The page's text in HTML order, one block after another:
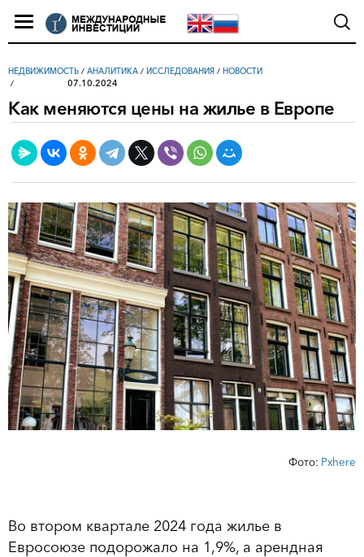
НЕДВИЖИМОСТЬ / АНАЛИТИКА / ИССЛЕДОВАНИЯ / НОВОСТИ
07.10.2024
Как меняются цены на жилье в Европе
Фото: Рxhere
Во втором квартале 2024 года жилье в
Евросоюзе подорожало на 1,9%, а арендная